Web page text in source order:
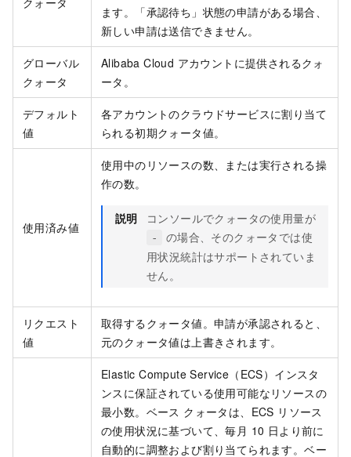
ます。「承認待ち」状態の申請がある場合、
新しい申請は送信できません。
グローバル
クォータ
Alibaba Cloud アカウントに提供されるクォ
ータ。
デフォルト
値
各アカウントのクラウドサービスに割り当て
られる初期クォータ値。
使用済み値
使用中のリソースの数、または実行される操
作の数。
説明 コンソールでクォータの使用量が
-
の場合、そのクォータでは使
用状況統計はサポートされていま
せん。
リクエスト
値
取得するクォータ値。申請が承認されると、
元のクォータ値は上書きされます。
Elastic Compute Service（ECS）インスタ
ンスに保証されている使用可能なリソースの
最小数。ベース クォータは、ECS リソース
の使用状況に基づいて、毎月 10 日より前に
自動的に調整および割り当てられます。ベー